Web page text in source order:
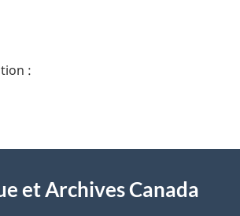
et Archives Canada